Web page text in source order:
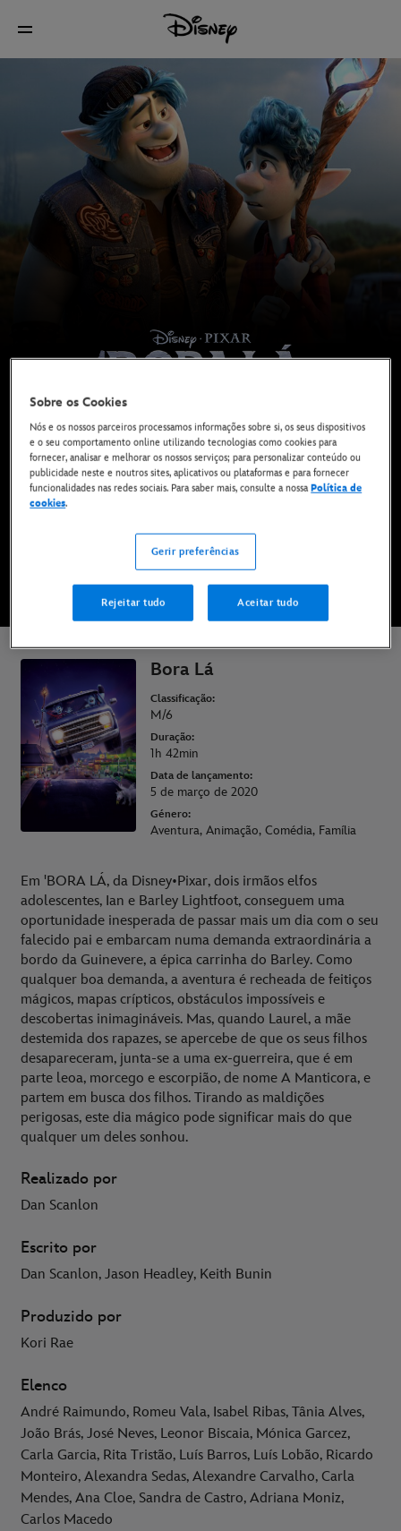
Disponível agora no Disney+*, em DVD, Blu-Ray e
para compra digital
COMPRAR O FILME
VÊ NO DISNEY+
* Aplicam-se termos e condições | Planos a partir de apenas 6,99 € por mês
Bora Lá
Classificação:
M/6
Duração:
1h 42min
Data de lançamento:
5 de março de 2020
Género:
Aventura, Animação, Comédia, Família
Em 'BORA LÁ, da Disney•Pixar, dois irmãos elfos
adolescentes, Ian e Barley Lightfoot, conseguem uma
oportunidade inesperada de passar mais um dia com o seu
falecido pai e embarcam numa demanda extraordinária a
bordo da Guinevere, a épica carrinha do Barley. Como
qualquer boa demanda, a aventura é recheada de feitiços
mágicos, mapas crípticos, obstáculos impossíveis e
descobertas inimagináveis. Mas, quando Laurel, a mãe
destemida dos rapazes, se apercebe de que os seus filhos
desapareceram, junta-se a uma ex-guerreira, que é em
parte leoa, morcego e escorpião, de nome A Manticora, e
partem em busca dos filhos. Tirando as maldições
perigosas, este dia mágico pode significar mais do que
qualquer um deles sonhou.
Realizado por
Dan Scanlon
Escrito por
Dan Scanlon, Jason Headley, Keith Bunin
Produzido por
Kori Rae
Elenco
André Raimundo, Romeu Vala, Isabel Ribas, Tânia Alves,
João Brás, José Neves, Leonor Biscaia, Mónica Garcez,
Carla Garcia, Rita Tristão, Luís Barros, Luís Lobão, Ricardo
Monteiro, Alexandra Sedas, Alexandre Carvalho, Carla
Mendes, Ana Cloe, Sandra de Castro, Adriana Moniz,
Carlos Macedo
Sobre os Cookies
Nós e os nossos parceiros processamos informações sobre si, os seus dispositivos
e o seu comportamento online utilizando tecnologias como cookies para
fornecer, analisar e melhorar os nossos serviços; para personalizar conteúdo ou
publicidade neste e noutros sites, aplicativos ou plataformas e para fornecer
funcionalidades nas redes sociais. Para saber mais, consulte a nossaPolítica de
cookies.
Gerir preferências
Rejeitar tudo Aceitar tudo